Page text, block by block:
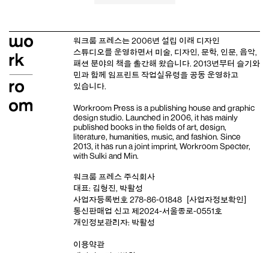
워크룸 프레스는 2006년 설립 이래 디자인
스튜디오를 운영하면서 미술, 디자인, 문학, 인문, 음악,
패션 분야의 책을 출간해 왔습니다. 2013년부터 슬기와
민과 함께 임프린트 작업실유령을 공동 운영하고
있습니다.
Workroom Press is a publishing house and graphic
design studio. Launched in 2006, it has mainly
published books in the fields of art, design,
literature, humanities, music, and fashion. Since
2013, it has run a joint imprint, Workroom Specter,
with Sulki and Min.
워크룸 프레스 주식회사
대표: 김형진, 박활성
사업자등록번호 278-86-01848
[사업자정보확인]
통신판매업 신고 제2024-서울종로-0551호
개인정보관리자: 박활성
이용약관